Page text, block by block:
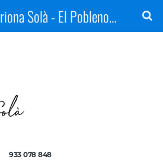
Farmacia Mariona Solà - El Poblenou, Barcelona
933 078 848